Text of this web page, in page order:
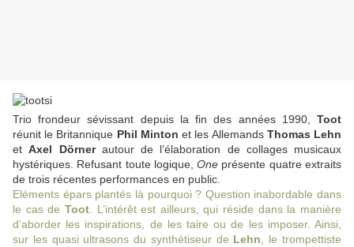
Trio frondeur sévissant depuis la fin des années 1990, Toot
réunit le Britannique Phil Minton et les Allemands Thomas Lehn
etAxel Dörnerautour de l’élaboration de collages musicaux
hystériques. Refusant toute logique,One présente quatre extraits
de trois récentes performances en public.
Eléments épars plantés là pourquoi ? Question inabordable dans
le cas de Toot. L’intérêt est ailleurs, qui réside dans la manière
d’aborder les inspirations, de les taire ou de les imposer. Ainsi,
sur les quasi ultrasons du synthétiseur de Lehn , le trompettiste